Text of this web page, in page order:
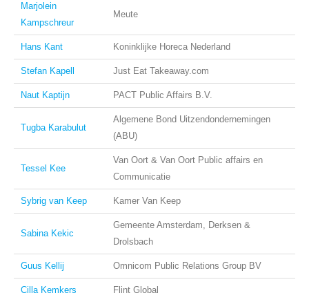
Marjolein
Kampschreur
Meute
Hans Kant Koninklijke Horeca Nederland
Stefan Kapell Just Eat Takeaway.com
Naut Kaptijn PACT Public Affairs B.V.
Tugba Karabulut
Algemene Bond Uitzendondernemingen
(ABU)
Tessel Kee
Van Oort & Van Oort Public affairs en
Communicatie
Sybrig van Keep Kamer Van Keep
Sabina Kekic
Gemeente Amsterdam, Derksen &
Drolsbach
Guus Kellij Omnicom Public Relations Group BV
Cilla Kemkers Flint Global